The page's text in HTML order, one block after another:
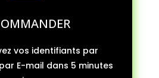
vos identifiants par
E-mail dans 5 minutes